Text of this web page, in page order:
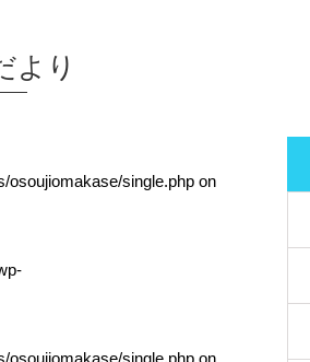
より
osoujiomakase/single.phpon
osoujiomakase/single.phpon